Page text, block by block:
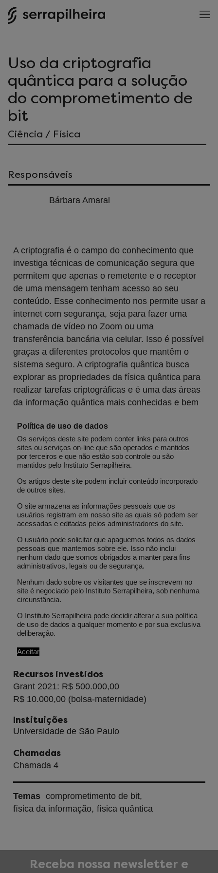
Uso da criptografia
quântica para a solução
do comprometimento de
bit
Ciência / Física
Responsáveis
Bárbara Amaral
A criptografia é o campo do conhecimento que
investiga técnicas de comunicação segura que
permitem que apenas o remetente e o receptor
de uma mensagem tenham acesso ao seu
conteúdo. Esse conhecimento nos permite usar a
internet com segurança, seja para fazer uma
chamada de vídeo no Zoom ou uma
transferência bancária via celular. Isso é possível
graças a diferentes protocolos que mantêm o
sistema seguro. A criptografia quântica busca
explorar as propriedades da física quântica para
realizar tarefas criptográficas e é uma das áreas
da informação quântica mais conhecidas e bem
desafios da criptografia é um ponto fraco que
assombra há anos os pesquisadores da área, o
comprometimento de bit.
colaboração com o Prof. Paulo Nussenzveig,
Quantum Foundations da Universidade de São
Paulo, é entender como a criptografia quântica
pode ajudar no desenvolvimento de novos
protocolos de comprometimento de bit.Se for
bem-sucedido, esta será uma grande
aplicações práticas, mas também para a nossa
compreensão dos limites da criptografia quântica
e da ciência da informação quântica, mudando
nossa perspectiva do que pode ou não ser feito
com sistemas quânticos.
Recursos investidos
Grant 2021: R$ 500.000,00
R$ 10.000,00 (bolsa-maternidade)
Instituições
Universidade de São Paulo
Chamadas
Chamada 4
Temas
comprometimento de bit
física da informação física quântica
Receba nossa newsletter e
Política de uso de dados
Os serviços deste site podem conter links para outros
sites ou serviços on-line que são operados e mantidos
por terceiros e que não estão sob controle ou são
mantidos pelo Instituto Serrapilheira.
Os artigos deste site podem incluir conteúdo incorporado
de outros sites.
O site armazena as informações pessoais que os
usuários registram em nosso site as quais só podem ser
acessadas e editadas pelos administradores do site.
O usuário pode solicitar que apaguemos todos os dados
pessoais que mantemos sobre ele. Isso não inclui
nenhum dado que somos obrigados a manter para fins
administrativos, legais ou de segurança.
Nenhum dado sobre os visitantes que se inscrevem no
site é negociado pelo Instituto Serrapilheira, sob nenhuma
circunstância.
O Instituto Serrapilheira pode decidir alterar a sua política
de uso de dados a qualquer momento e por sua exclusiva
deliberação.
Aceitar